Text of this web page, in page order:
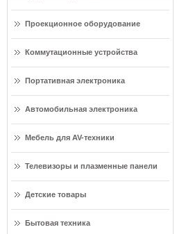
Проекционное оборудование
Коммутационные устройства
Портативная электроника
Автомобильная электроника
Мебель для AV-техники
Телевизоры и плазменные панели
Детские товары
Бытовая техника